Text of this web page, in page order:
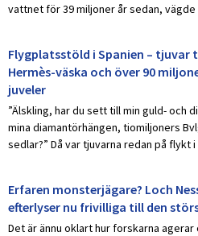
vattnet för 39 miljoner år sedan, vägde
Flygplatsstöld i Spanien – tjuvar
Hermès-väska och över 90
juveler
”Älskling, har du sett till min guld- och
mina diamantörhängen, tiomiljoners
sedlar?” Då var tjuvarna redan på flykt
Erfaren monsterjägare? Loch
efterlyser nu frivilliga till den
Det är ännu oklart hur forskarna